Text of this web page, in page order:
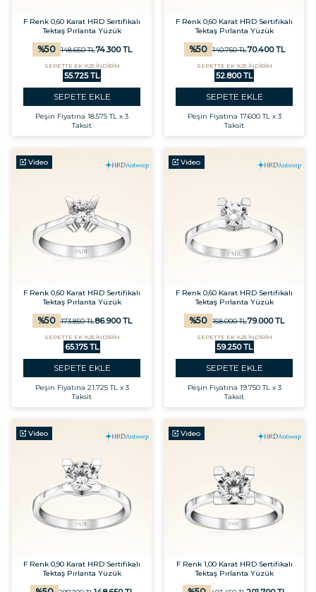
F Renk 0,60 Karat HRD Sertifikalı
Tektaş Pırlanta Yüzük
%50 148.650TL74.300TL
SEPETTE EK %25 İNDİRİM
55.725 TL
SEPETE EKLE
Peşin Fiyatına 18.575 TL x 3
Taksit
F Renk 0,60 Karat HRD Sertifikalı
Tektaş Pırlanta Yüzük
%50 140.750TL70.400TL
SEPETTE EK %25 İNDİRİM
52.800 TL
SEPETE EKLE
Peşin Fiyatına 17.600 TL x 3
Taksit
Video
F Renk 0,60 Karat HRD Sertifikalı
Tektaş Pırlanta Yüzük
%50 173.850TL86.900TL
SEPETTE EK %25 İNDİRİM
65.175 TL
SEPETE EKLE
Peşin Fiyatına 21.725 TL x 3
Taksit
Video
F Renk 0,60 Karat HRD Sertifikalı
Tektaş Pırlanta Yüzük
%50 158.000TL79.000TL
SEPETTE EK %25 İNDİRİM
59.250 TL
SEPETE EKLE
Peşin Fiyatına 19.750 TL x 3
Taksit
Video
F Renk 0,90 Karat HRD Sertifikalı
Tektaş Pırlanta Yüzük
Video
F Renk 1,00 Karat HRD Sertifikalı
Tektaş Pırlanta Yüzük